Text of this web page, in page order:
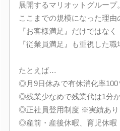
展開するマリオットグループ。
ここまでの規模になった理由
『お客様満足』だけではなく
『従業員満足』も重視した職
たとえば…
◎月9日休みで有休消化率100
◎残業少なめで残業代は1分
◎正社員登用制度 ※実績あり
◎産前・産後休暇、育児休